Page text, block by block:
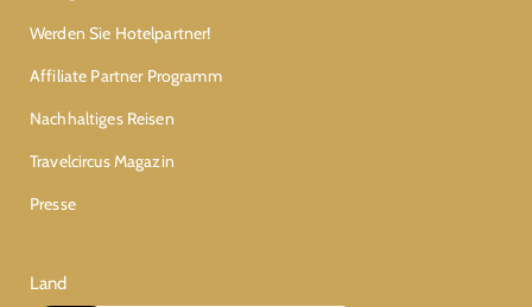
Werden Sie Hotelpartner!
Affiliate Partner Programm
Nachhaltiges Reisen
Travelcircus Magazin
Presse
Land